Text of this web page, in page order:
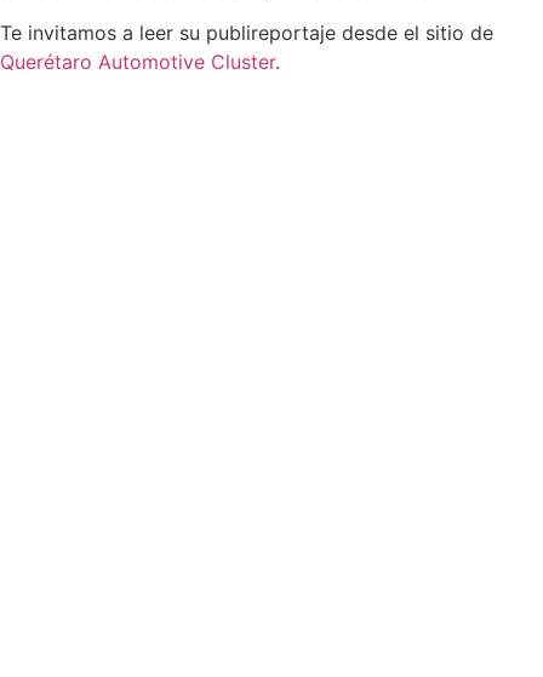
Te invitamos a leer su publireportaje desde el sitio de
Querétaro Automotive Cluster.